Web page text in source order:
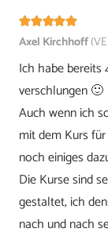
Bewertet mit5
Axel Kirchhoff
Ich habe bereits
verschlungen 🙂
Auch wenn ich
mit dem Kurs
noch einiges
Die Kurse sind
gestaltet, ich
nach und nach